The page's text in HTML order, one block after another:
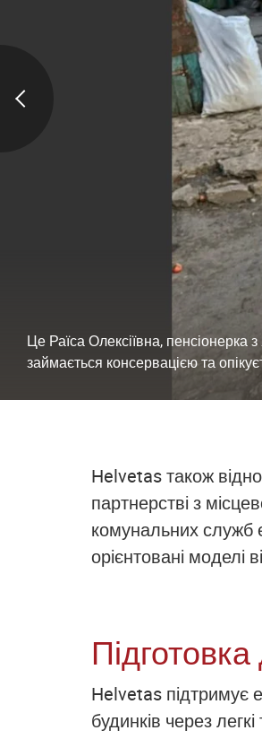
Це Раїса Олексіївна,
займається консервацією та
Helvetas також
партнерстві з
комунальних служб
орієнтовані моделі
Helvetas підтримує
будинків через